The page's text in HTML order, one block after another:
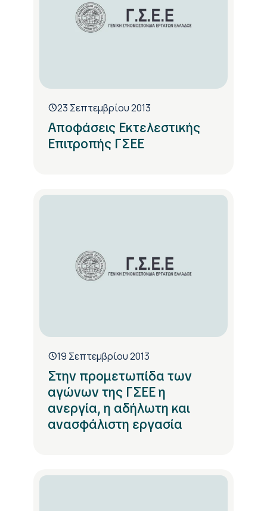
23 Σεπτεμβρίου 2013
Αποφάσεις Εκτελεστικής
Επιτροπής ΓΣΕΕ
19 Σεπτεμβρίου 2013
Στην προμετωπίδα των
αγώνων της ΓΣΕΕ η
ανεργία, η αδήλωτη και
ανασφάλιστη εργασία